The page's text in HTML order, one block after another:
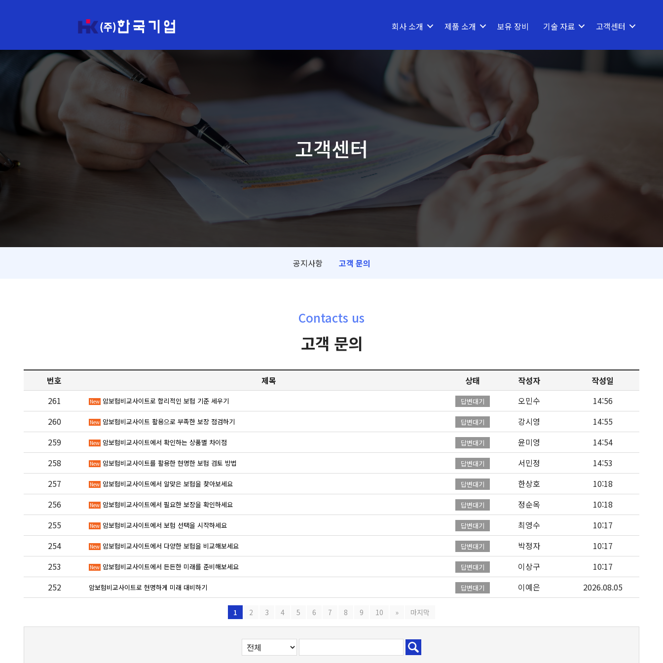
회사 소개 제품 소개 보유 장비 기술 자료 고객센터
고객센터
공지사항 고객 문의
Contacts us
고객 문의
번호 제목 상태 작성자
작성일
261
New 암보험비교사이트로 합리적인 보험 기준 세우기 답변대기 오민수
14:56
260
New 암보험비교사이트 활용으로 부족한 보장 점검하기 답변대기 강시영
14:55
259
New 암보험비교사이트에서 확인하는 상품별 차이점 답변대기 윤미영
14:54
258
New 암보험비교사이트를 활용한 현명한 보험 검토 방법 답변대기 서민정
14:53
257
New 암보험비교사이트에서 알맞은 보험을 찾아보세요 답변대기 한상호
10:18
256
New 암보험비교사이트에서 필요한 보장을 확인하세요 답변대기 정순옥
10:18
255
New 암보험비교사이트에서 보험 선택을 시작하세요 답변대기 최영수
10:17
254
New 암보험비교사이트에서 다양한 보험을 비교해보세요 답변대기 박정자
10:17
253
New 암보험비교사이트에서 든든한 미래를 준비해보세요 답변대기 이상구
10:17
252
암보험비교사이트로 현명하게 미래 대비하기 답변대기 이예은 2026.08.05
1 2 3 4 5 6 7 8 9 10 » 마지막